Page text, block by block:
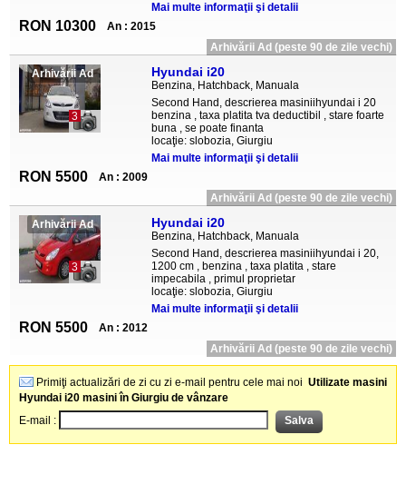
Mai multe informaţii şi detalii
RON 10300
An : 2015
Arhivării Ad (peste 90 de zile vechi)
Arhivării Ad
3
Hyundai i20
Benzina, Hatchback, Manuala
Second Hand, descrierea masiniihyundai i 20
benzina , taxa platita tva deductibil , stare foarte
buna , se poate finanta
locaţie: slobozia, Giurgiu
Mai multe informaţii şi detalii
RON 5500
An : 2009
Arhivării Ad (peste 90 de zile vechi)
Arhivării Ad
3
Hyundai i20
Benzina, Hatchback, Manuala
Second Hand, descrierea masiniihyundai i 20,
1200 cm , benzina , taxa platita , stare
impecabila , primul proprietar
locaţie: slobozia, Giurgiu
Mai multe informaţii şi detalii
RON 5500
An : 2012
Arhivării Ad (peste 90 de zile vechi)
Primiţi actualizări de zi cu zi e-mail pentru cele mai noi Utilizate masini
Hyundai i20 masini în Giurgiu de vânzare
E-mail :